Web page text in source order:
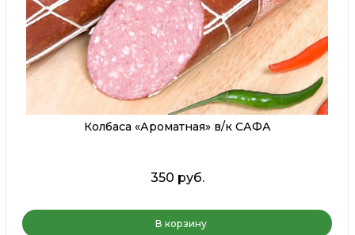
Колбаса «Ароматная» в/к САФА
350 руб.
В корзину